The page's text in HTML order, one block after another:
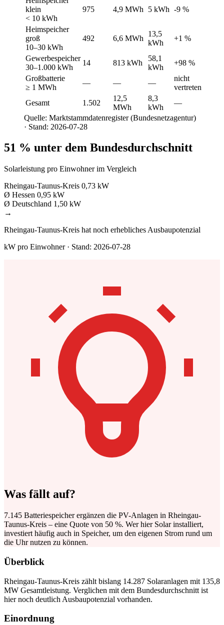
klein
< 10 kWh
975 4,9 MWh 5 kWh -9 %
Heimspeicher
groß
10–30 kWh
492 6,6 MWh
13,5
kWh
+1 %
Gewerbespeicher
30–1.000 kWh
14 813 kWh
58,1
kWh
+98 %
Großbatterie
≥ 1 MWh
— — —
nicht
vertreten
Gesamt
1.502
12,5
MWh
8,3
kWh
—
Quelle: Marktstammdatenregister (Bundesnetzagentur)
· Stand: 2026-07-28
51 % unter dem Bundesdurchschnitt
Solarleistung pro Einwohner im Vergleich
Rheingau-Taunus-Kreis 0,73 kW
Ø Hessen 0,95 kW
Ø Deutschland 1,50 kW
→
Rheingau-Taunus-Kreis hat noch erhebliches Ausbaupotenzial
kW pro Einwohner · Stand: 2026-07-28
Was fällt auf?
7.145 Batteriespeicher ergänzen die PV-Anlagen in Rheingau-
Taunus-Kreis – eine Quote von 50 %. Wer hier Solar installiert,
investiert häufig auch in Speicher, um den eigenen Strom rund um
die Uhr nutzen zu können.
Überblick
Rheingau-Taunus-Kreis zählt bislang 14.287 Solaranlagen mit 135,8
MW Gesamtleistung. Verglichen mit dem Bundesdurchschnitt ist
hier noch deutlich Ausbaupotenzial vorhanden.
Einordnung